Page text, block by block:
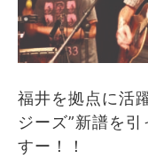
福井を拠点に活
ジーズ”新譜を
すー！！